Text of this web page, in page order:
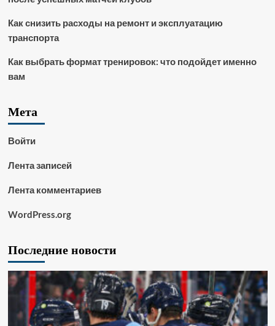
Как снизить расходы на ремонт и эксплуатацию
транспорта
Как выбрать формат тренировок: что подойдет именно
вам
Мета
Войти
Лента записей
Лента комментариев
WordPress.org
Последние новости